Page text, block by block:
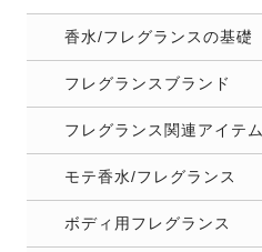
香水/フレグランスの基礎
フレグランスブランド
フレグランス関連アイテム
モテ香水/フレグランス
ボディ用フレグランス